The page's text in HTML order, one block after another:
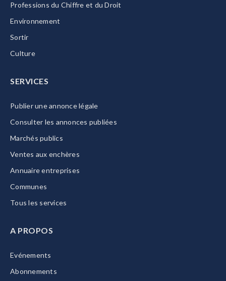
Professions du Chiffre et du Droit
Environnement
Sortir
Culture
SERVICES
Publier une annonce légale
Consulter les annonces publiées
Marchés publics
Ventes aux enchères
Annuaire entreprises
Communes
Tous les services
A PROPOS
Evénements
Abonnements